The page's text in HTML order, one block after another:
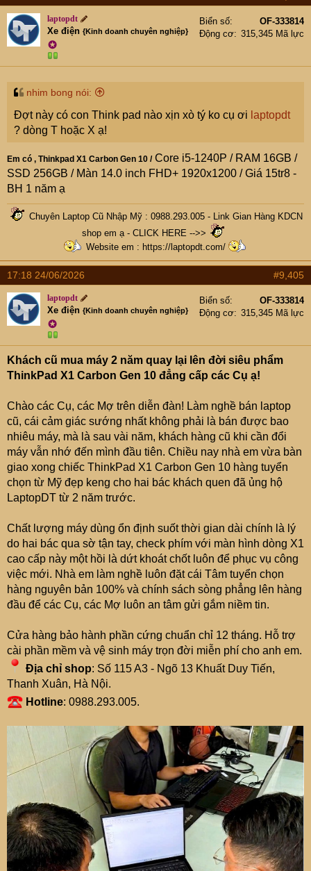
laptopdt
Xe điện {Kinh doanh chuyên nghiệp}
✪
Biển số
OF-333814
Động cơ
315,345 Mã lực
nhim bong nói:
Đợt này có con Think pad nào xịn xò tý ko cụ ơi laptopdt
? dòng T hoặc X ạ!
Em có , Thinkpad X1 Carbon Gen 10 /Core i5-1240P / RAM 16GB /
SSD 256GB / Màn 14.0 inch FHD+ 1920x1200 / Giá 15tr8 -
BH 1 năm ạ
Chuyên Laptop Cũ Nhập Mỹ : 0988.293.005 -
Link Gian Hàng KDCN
shop em ạ - CLICK HERE -->>
Website em : https://laptopdt.com/
17:18 24/06/2026 #9,405
laptopdt
Xe điện {Kinh doanh chuyên nghiệp}
✪
Biển số
OF-333814
Động cơ
315,345 Mã lực
Khách cũ mua máy 2 năm quay lại lên đời siêu phẩm
ThinkPad X1 Carbon Gen 10 đẳng cấp các Cụ ạ!
Chào các Cụ, các Mợ trên diễn đàn! Làm nghề bán laptop
cũ, cái cảm giác sướng nhất không phải là bán được bao
nhiêu máy, mà là sau vài năm, khách hàng cũ khi cần đổi
máy vẫn nhớ đến mình đầu tiên. Chiều nay nhà em vừa bàn
giao xong chiếc ThinkPad X1 Carbon Gen 10 hàng tuyển
chọn từ Mỹ đẹp keng cho hai bác khách quen đã ủng hộ
LaptopDT từ 2 năm trước.
Chất lượng máy dùng ổn định suốt thời gian dài chính là lý
do hai bác qua sờ tận tay, check phím với màn hình dòng X1
cao cấp này một hồi là dứt khoát chốt luôn để phục vụ công
việc mới. Nhà em làm nghề luôn đặt cái Tâm tuyển chọn
hàng nguyên bản 100% và chính sách sòng phẳng lên hàng
đầu để các Cụ, các Mợ luôn an tâm gửi gắm niềm tin.
Cửa hàng bảo hành phần cứng chuẩn chỉ 12 tháng. Hỗ trợ
cài phần mềm và vệ sinh máy trọn đời miễn phí cho anh em.
Địa chỉ shop: Số 115 A3 - Ngõ 13 Khuất Duy Tiến,
Thanh Xuân, Hà Nội.
Hotline: 0988.293.005.